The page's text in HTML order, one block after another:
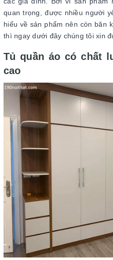
quan trọng, được nhiều người
hiểu về sản phẩm nên còn băn
thì ngay dưới đây chúng tôi xin
Tủ quần áo có chất
cao